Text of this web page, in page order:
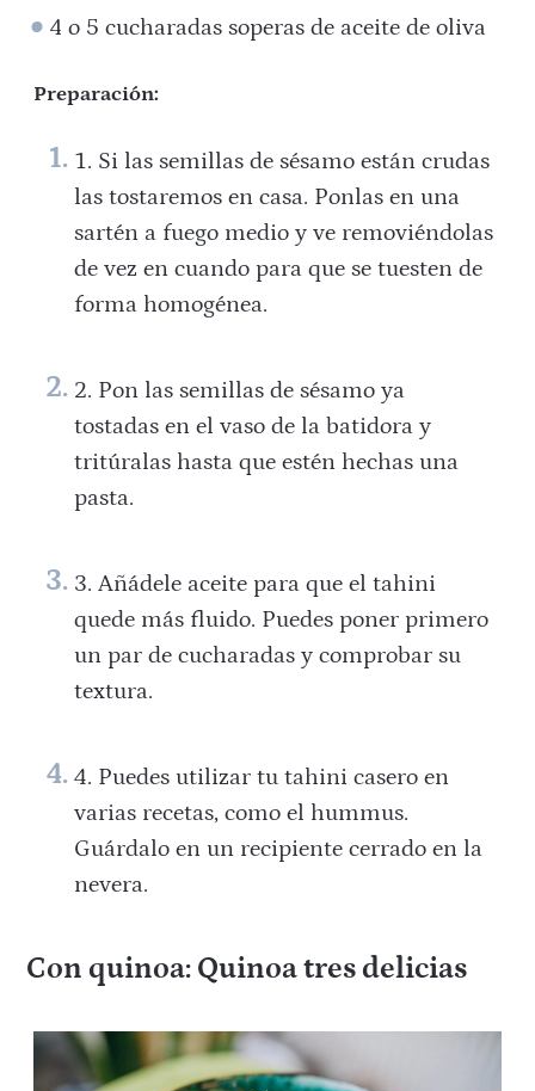
4 o 5 cucharadas soperas de aceite de oliva
Preparación:
Si las semillas de sésamo están crudas
las tostaremos en casa. Ponlas en una
sartén a fuego medio y ve removiéndolas
de vez en cuando para que se tuesten de
forma homogénea.
Pon las semillas de sésamo ya
tostadas en el vaso de la batidora y
tritúralas hasta que estén hechas una
pasta.
Añádele aceite para que el tahini
quede más fluido. Puedes poner primero
un par de cucharadas y comprobar su
textura.
Puedes utilizar tu tahini casero en
varias recetas, como el hummus.
Guárdalo en un recipiente cerrado en la
nevera.
Con quinoa: Quinoa tres delicias